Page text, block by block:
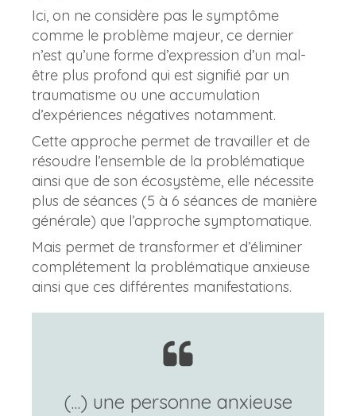
Ici, on ne considère pas le symptôme
comme le problème majeur, ce dernier
n’est qu’une forme d’expression d’un mal-
être plus profond qui est signifié par un
traumatisme ou une accumulation
d’expériences négatives notamment.
Cette approche permet de travailler et de
résoudre l’ensemble de la problématique
ainsi que de son écosystème, elle nécessite
plus de séances (5 à 6 séances de manière
générale) que l’approche symptomatique.
Mais permet de transformer et d’éliminer
complétement la problématique anxieuse
ainsi que ces différentes manifestations.
(...) une personne anxieuse